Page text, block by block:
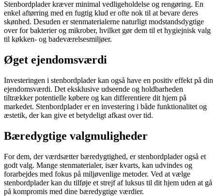
Stenbordplader kræver minimal vedligeholdelse og rengøring. En
enkel aftørring med en fugtig klud er ofte nok til at bevare deres
skønhed. Desuden er stenmaterialerne naturligt modstandsdygtige
over for bakterier og mikrober, hvilket gør dem til et hygiejnisk valg
til køkken- og badeværelsesmiljøer.
Øget ejendomsværdi
Investeringen i stenbordplader kan også have en positiv effekt på din
ejendomsværdi. Det eksklusive udseende og holdbarheden
tiltrækker potentielle købere og kan differentiere dit hjem på
markedet. Stenbordplader er en investering i både funktionalitet og
æstetik, der kan give et betydeligt afkast over tid.
Bæredygtige valgmuligheder
For dem, der værdsætter bæredygtighed, er stenbordplader også et
godt valg. Mange stenmaterialer, især kvarts, kan udvindes og
forarbejdes med fokus på miljøvenlige metoder. Ved at vælge
stenbordplader kan du tilføje et strejf af luksus til dit hjem uden at gå
på kompromis med dine bæredygtige værdier.